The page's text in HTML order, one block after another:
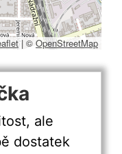
| © OpenStreetMap
ale
dostatek